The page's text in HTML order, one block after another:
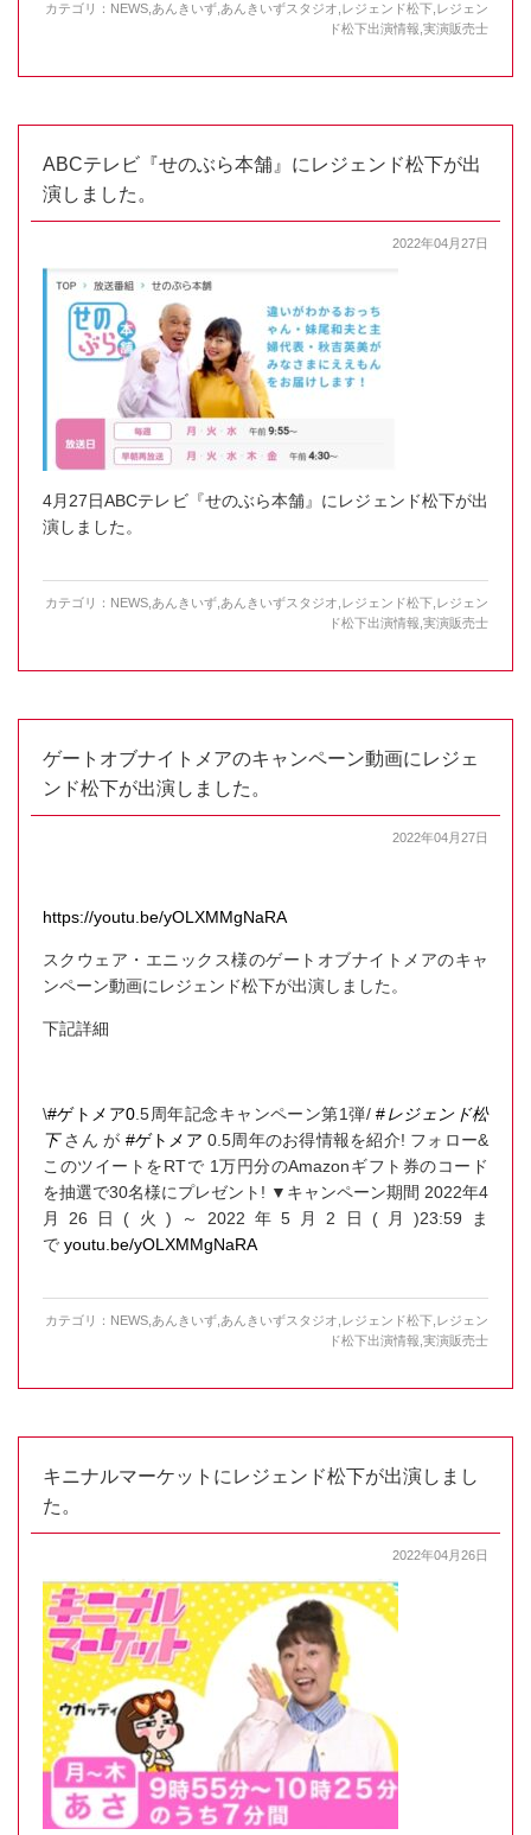
カテゴリ： NEWS,あんきいず,あんきいずスタジオ, レジェンド松下, レジェン
ド松下出演情報,実演販売士
ABCテレビ『せのぶら本舗』にレジェンド松下が出
演しました。
2022年04月27日
4月27日ABCテレビ『せのぶら本舗』にレジェンド松下が出
演しました。
カテゴリ： NEWS あんきいず あんきいずスタジオ レジェンド松下 レジェン
ド松下出演情報 実演販売士
ゲートオブナイトメアのキャンペーン動画にレジェ
ンド松下が出演しました。
2022年04月27日
https://youtu.be/yOLXMMgNaRA
スクウェア・エニックス様のゲートオブナイトメアのキャ
ンペーン動画にレジェンド松下が出演しました。
下記詳細
\#ゲトメア0 .5周年記念キャンペーン第1弾/#レジェンド松
下さん が #ゲトメア 0.5周年のお得情報を紹介! フォロー&
このツイートをRTで 1万円分のAmazonギフト券のコード
を抽選で30名様にプレゼント! ▼キャンペーン期間 2022年4
月26日(火)～2022年5月2日(月)23:59ま
で youtu.be/yOLXMMgNaRA
カテゴリ： NEWS あんきいず あんきいずスタジオ レジェンド松下 レジェン
ド松下出演情報 実演販売士
キニナルマーケットにレジェンド松下が出演しまし
た。
2022年04月26日